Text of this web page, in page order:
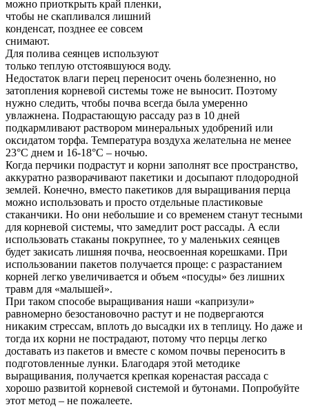
можно приоткрыть край пленки,
чтобы не скапливался лишний
конденсат, позднее ее совсем
снимают.
Для полива сеянцев используют
только теплую отстоявшуюся воду.
Недостаток влаги перец переносит очень болезненно, но
затопления корневой системы тоже не выносит. Поэтому
нужно следить, чтобы почва всегда была умеренно
увлажнена. Подрастающую рассаду раз в 10 дней
подкармливают раствором минеральных удобрений или
оксидатом торфа. Температура воздуха желательна не менее
23°С днем и 16-18°С – ночью.
Когда перчики подрастут и корни заполнят все пространство,
аккуратно разворачивают пакетики и досыпают плодородной
землей. Конечно, вместо пакетиков для выращивания перца
можно использовать и просто отдельные пластиковые
стаканчики. Но они небольшие и со временем станут тесными
для корневой системы, что замедлит рост рассады. А если
использовать стаканы покрупнее, то у маленьких сеянцев
будет закисать лишняя почва, неосвоенная корешками. При
использовании пакетов получается проще: с разрастанием
корней легко увеличивается и объем «посуды» без лишних
травм для «малышей».
При таком способе выращивания наши «капризули»
равномерно безостановочно растут и не подвергаются
никаким стрессам, вплоть до высадки их в теплицу. Но даже и
тогда их корни не пострадают, потому что перцы легко
доставать из пакетов и вместе с комом почвы переносить в
подготовленные лунки. Благодаря этой методике
выращивания, получается крепкая коренастая рассада с
хорошо развитой корневой системой и бутонами. Попробуйте
этот метод – не пожалеете.